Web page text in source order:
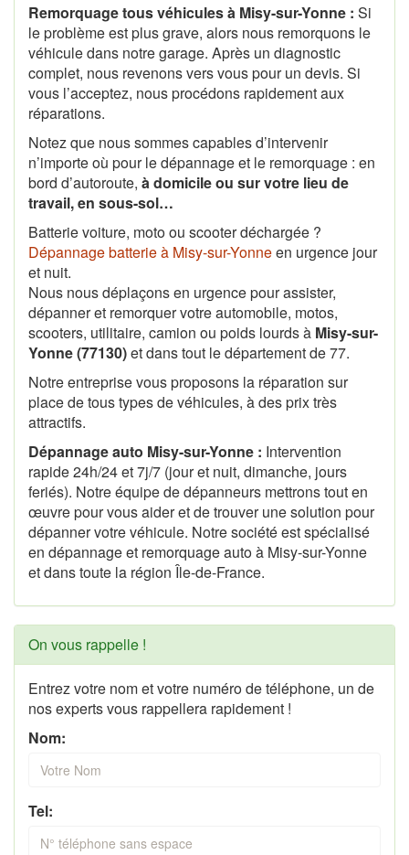
Remorquage tous véhicules à Misy-sur-Yonne : Si
le problème est plus grave, alors nous remorquons le
véhicule dans notre garage. Après un diagnostic
complet, nous revenons vers vous pour un devis. Si
vous l’acceptez, nous procédons rapidement aux
réparations.
Notez que nous sommes capables d’intervenir
n’importe où pour le dépannage et le remorquage : en
bord d’autoroute, à domicile ou sur votre lieu de
travail, en sous-sol…
Batterie voiture, moto ou scooter déchargée ?
Dépannage batterie à Misy-sur-Yonneen urgence jour
et nuit.
Nous nous déplaçons en urgence pour assister,
dépanner et remorquer votre automobile, motos,
scooters, utilitaire, camion ou poids lourds à Misy-sur-
Yonne (77130)et dans tout le département de 77.
Notre entreprise vous proposons la réparation sur
place de tous types de véhicules, à des prix très
attractifs.
Dépannage auto Misy-sur-Yonne : Intervention
rapide 24h/24 et 7j/7 (jour et nuit, dimanche, jours
feriés). Notre équipe de dépanneurs mettrons tout en
œuvre pour vous aider et de trouver une solution pour
dépanner votre véhicule. Notre société est spécialisé
en dépannage et remorquage auto à Misy-sur-Yonne
et dans toute la région Île-de-France.
On vous rappelle !
Entrez votre nom et votre numéro de téléphone, un de
nos experts vous rappellera rapidement !
Nom:
Tel: